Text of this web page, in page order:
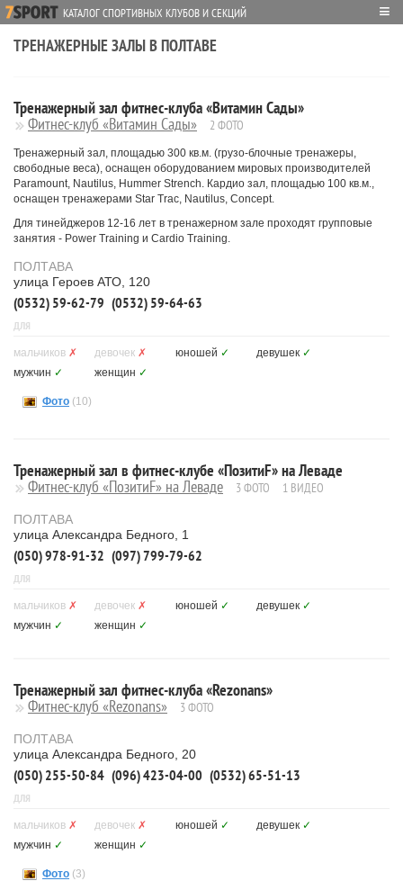
КАТАЛОГ СПОРТИВНЫХ КЛУБОВ И СЕКЦИЙ ≡
ТРЕНАЖЕРНЫЕ ЗАЛЫ В ПОЛТАВЕ
Тренажерный зал фитнес-клуба «Витамин Сады»
Фитнес-клуб «Витамин Сады» 2 ФОТО
Тренажерный зал, площадью 300 кв.м. (грузо-блочные тренажеры,
свободные веса), оснащен оборудованием мировых производителей
Paramount, Nautilus, Hummer Strench. Кардио зал, площадью 100 кв.м.,
оснащен тренажерами Star Trac, Nautilus, Concept.
Для тинейджеров 12-16 лет в тренажерном зале проходят групповые
занятия - Power Training и Cardio Training.
ПОЛТАВА
улица Героев АТО, 120
(0532) 59-62-79 (0532) 59-64-63
ДЛЯ
мальчиков ✗ девочек ✗ юношей ✓ девушек ✓
мужчин ✓ женщин ✓
Фото (10)
Тренажерный зал в фитнес-клубе «ПозитиF» на Леваде
Фитнес-клуб «ПозитиF» на Леваде 3 ФОТО 1 ВИДЕО
ПОЛТАВА
улица Александра Бедного, 1
(050) 978-91-32 (097) 799-79-62
ДЛЯ
мальчиков ✗ девочек ✗ юношей ✓ девушек ✓
мужчин ✓ женщин ✓
Тренажерный зал фитнес-клуба «Rezonans»
Фитнес-клуб «Rezonans» 3 ФОТО
ПОЛТАВА
улица Александра Бедного, 20
(050) 255-50-84 (096) 423-04-00 (0532) 65-51-13
ДЛЯ
мальчиков ✗ девочек ✗ юношей ✓ девушек ✓
мужчин ✓ женщин ✓
Фото (3)